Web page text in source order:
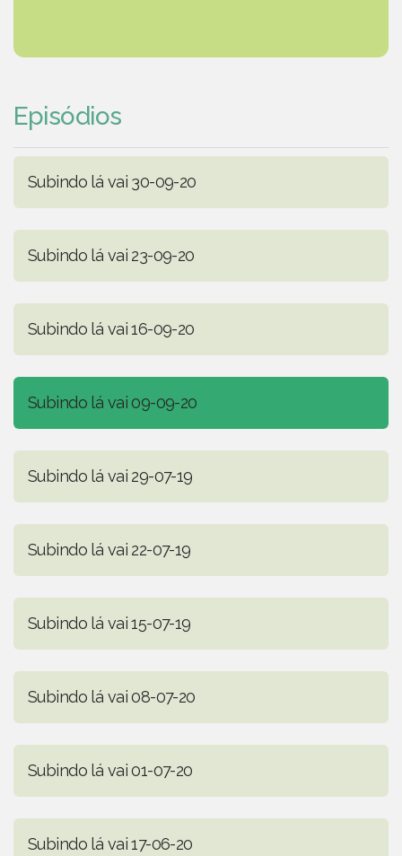
Episódios
Subindo lá vai 30-09-20
Subindo lá vai 23-09-20
Subindo lá vai 16-09-20
Subindo lá vai 09-09-20
Subindo lá vai 29-07-19
Subindo lá vai 22-07-19
Subindo lá vai 15-07-19
Subindo lá vai 08-07-20
Subindo lá vai 01-07-20
Subindo lá vai 17-06-20